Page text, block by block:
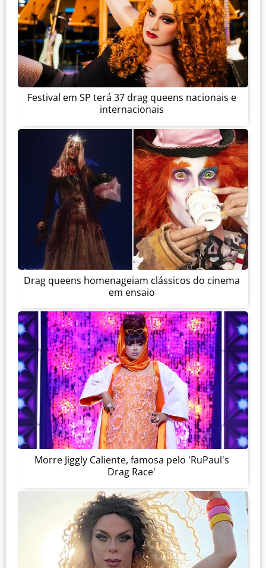
Festival em SP terá 37 drag queens nacionais e
internacionais
Drag queens homenageiam clássicos do cinema
em ensaio
Morre Jiggly Caliente, famosa pelo 'RuPaul's
Drag Race'